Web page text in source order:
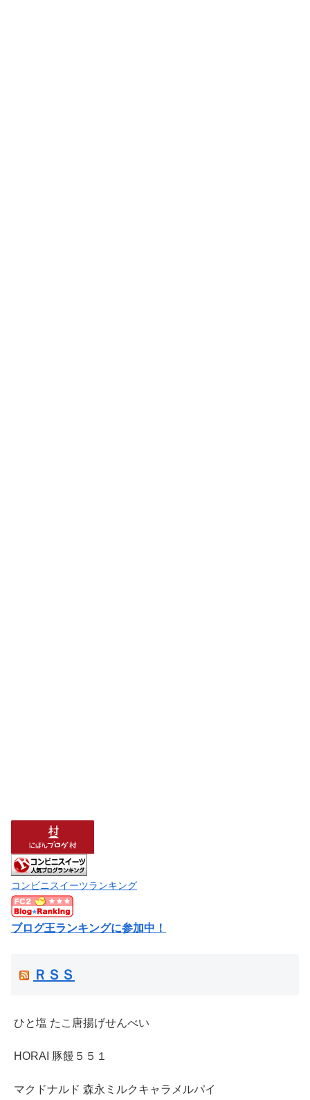
コンビニスイーツランキング
ブログ王ランキングに参加中！
ＲＳＳ
ひと塩 たこ唐揚げせんべい
HORAI 豚饅５５１
マクドナルド 森永ミルクキャラメルパイ